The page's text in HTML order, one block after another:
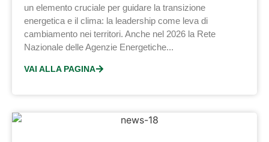
un elemento cruciale per guidare la transizione
energetica e il clima: la leadership come leva di
cambiamento nei territori. Anche nel 2026 la Rete
Nazionale delle Agenzie Energetiche...
VAI ALLA PAGINA